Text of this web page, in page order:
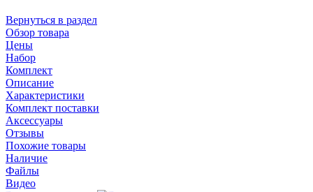
Вернуться в раздел
Обзор товара
Цены
Набор
Комплект
Описание
Характеристики
Комплект поставки
Аксессуары
Отзывы
Похожие товары
Наличие
Файлы
Видео